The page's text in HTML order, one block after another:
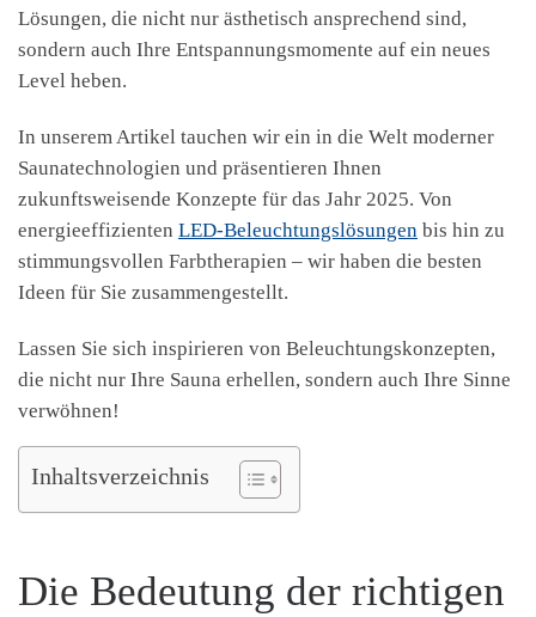
Lösungen, die nicht nur ästhetisch ansprechend sind,
sondern auch Ihre Entspannungsmomente auf ein neues
Level heben.
In unserem Artikel tauchen wir ein in die Welt moderner
Saunatechnologien und präsentieren Ihnen
zukunftsweisende Konzepte für das Jahr 2025. Von
energieeffizienten LED-Beleuchtungslösungen bis hin zu
stimmungsvollen Farbtherapien – wir haben die besten
Ideen für Sie zusammengestellt.
Lassen Sie sich inspirieren von Beleuchtungskonzepten,
die nicht nur Ihre Sauna erhellen, sondern auch Ihre Sinne
verwöhnen!
Inhaltsverzeichnis
Die Bedeutung der richtigen